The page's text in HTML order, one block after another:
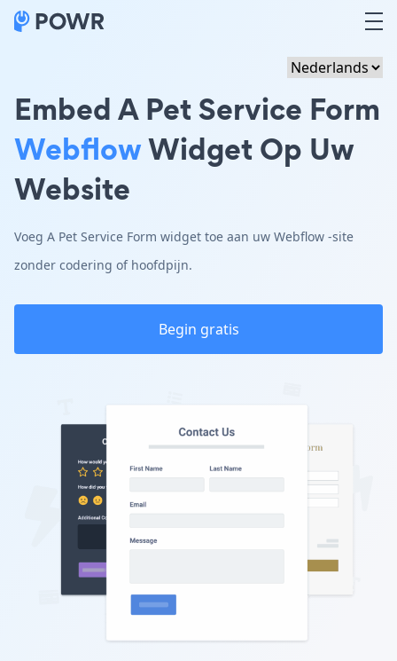
Embed A Pet Service Form
WebflowWidget Op Uw
Website
Voeg A Pet Service Form widget toe aan uw Webflow -site
zonder codering of hoofdpijn.
Begin gratis